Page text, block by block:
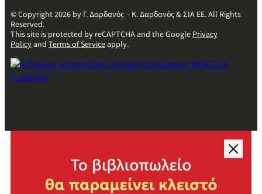
© Copyright 2026 by Γ. Δαρδανός – Κ. Δαρδανός & ΣΙΑ ΕΕ. All Rights
Reserved.
This site is protected by reCAPTCHA and the GooglePrivacy
Policyand Terms of Serviceapply.